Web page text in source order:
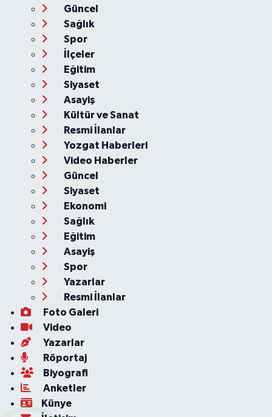
Güncel
Sağlık
Spor
İlçeler
Eğitim
Siyaset
Asayiş
Kültür ve Sanat
Resmi İlanlar
Yozgat Haberleri
Video Haberler
Güncel
Siyaset
Ekonomi
Sağlık
Eğitim
Asayiş
Spor
Yazarlar
Resmi İlanlar
Foto Galeri
Video
Yazarlar
Röportaj
Biyografi
Anketler
Künye